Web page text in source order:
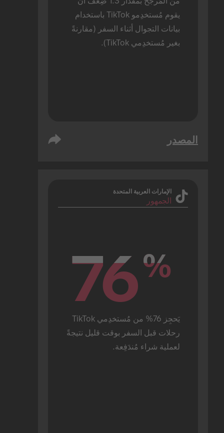
بغير مُستخدِمي TikTok).
المصدر
الإمارات العربية المتحدة
الجمهور
76%
76%
لعملية شراء مُندَفِعة.